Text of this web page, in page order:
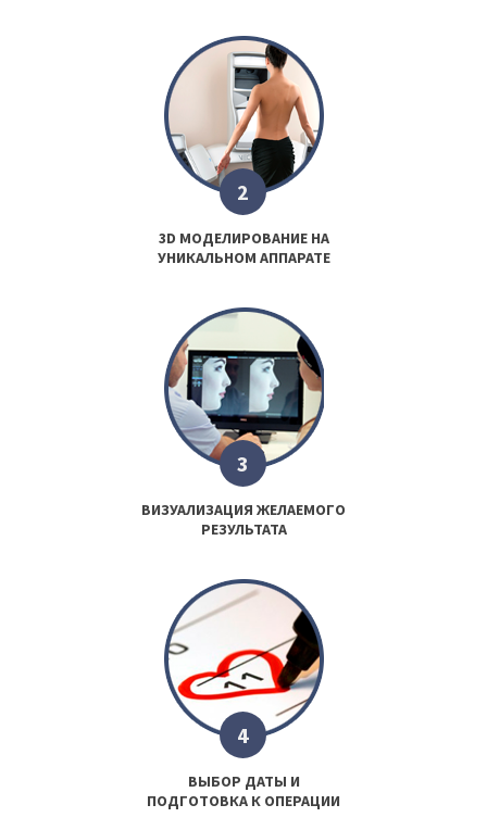
2
3D МОДЕЛИРОВАНИЕ НА
УНИКАЛЬНОМ АППАРАТЕ
3
ВИЗУАЛИЗАЦИЯ ЖЕЛАЕМОГО
РЕЗУЛЬТАТА
4
ВЫБОР ДАТЫ И
ПОДГОТОВКА К ОПЕРАЦИИ